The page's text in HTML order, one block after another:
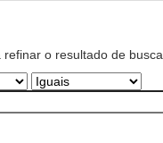
o resultado de busca.